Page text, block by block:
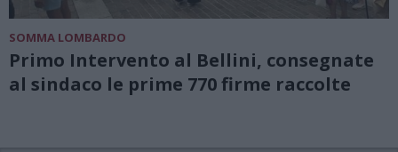
SOMMA LOMBARDO
Primo Intervento al Bellini, consegnate
al sindaco le prime 770 firme raccolte